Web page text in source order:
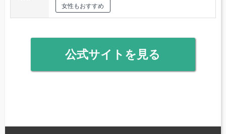
女性もおすすめ
公式サイトを見る